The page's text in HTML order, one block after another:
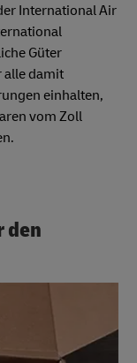
International Air
Güter
alle damit
einhalten,
vom Zoll
den